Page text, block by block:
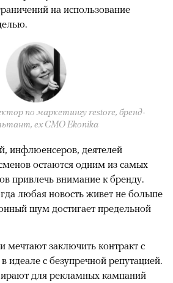
на использование
по маркетингу restore, бренд-
eх CMO Ekonika
инфлюенсеров, деятелей
остаются одним из самых
привлечь внимание к бренду.
любая новость живет не больше
шум достигает предельной
мечтают заключить контракт с
идеале с безупречной репутацией.
для рекламных кампаний